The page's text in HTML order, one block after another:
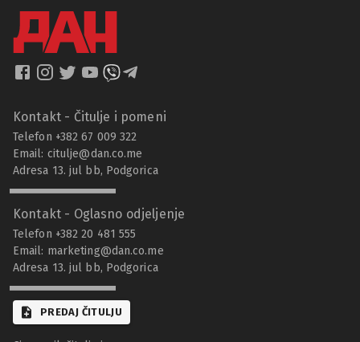
Kontakt - Čitulje i pomeni
Telefon +382 67 009 322
Email: citulje@dan.co.me
Adresa 13. jul bb, Podgorica
Kontakt - Oglasno odjeljenje
Telefon +382 20 481 555
Email: marketing@dan.co.me
Adresa 13. jul bb, Podgorica
PREDAJ ČITULJU